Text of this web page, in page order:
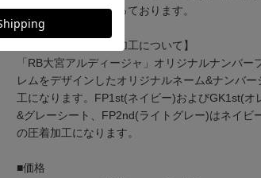
程度小さい仕様となっております。
【ネーム＆ナンバー加工について】
「RB大宮アルディージャ」オリジナルナンバー
レムをデザインしたオリジナルネーム&ナンバー
工になります。FP1st(ネイビー)およびGK1st(オ
&グレーシート、FP2nd(ライトグレー)はネイビ
の圧着加工になります。
■価格